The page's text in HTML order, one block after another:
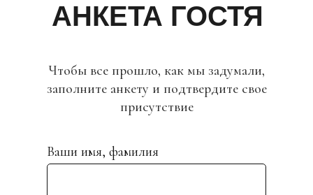
Чтобы все прошло, как мы задумали,
заполните анкету и подтвердите свое
присутствие
АНКЕТА ГОСТЯ
Ваши имя, фамилия